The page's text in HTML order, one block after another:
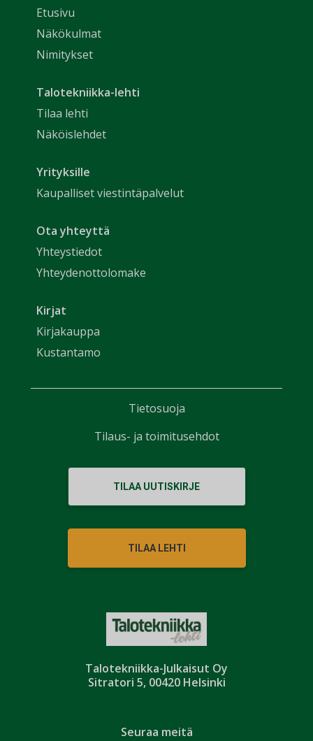
Talotekniikka-Julkaisut Oy
Sitratori 5, 00420 Helsinki
Etusivu
Näkökulmat
Nimitykset
Talotekniikka-lehti
Tilaa lehti
Näköislehdet
Yrityksille
Kaupalliset viestintäpalvelut
Ota yhteyttä
Yhteystiedot
Yhteydenottolomake
Kirjat
Kirjakauppa
Kustantamo
TILAA UUTISKIRJE
TILAA LEHTI
Seuraa meitä
Tietosuoja
Tilaus- ja toimitusehdot